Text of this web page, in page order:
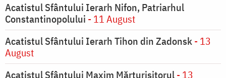
Acatistul Sfântului Ierarh Nifon, Patriarhul
Constantinopolului - 11 August
Acatistul Sfântului Ierarh Tihon din Zadonsk- 13
August
Acatistul Sfântului Maxim Mărturisitorul- 13